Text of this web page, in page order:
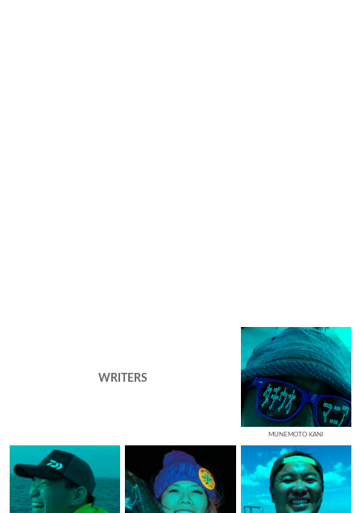
WRITERS
MUNEMOTO KANI